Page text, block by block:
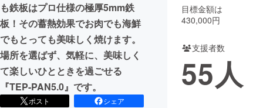
CAMPFIREふるさと納税
コミュニティ
も鉄板はプロ仕様の極厚5mm鉄
板！その蓄熱効果でお肉でも海鮮
でもとっても美味しく焼けます。
場所を選ばず、気軽に、美味しく
て楽しいひとときを過ごせる
『TEP-PAN5.0』です。
ポスト
シェア
目標金額は
430,000円
支援者数
55人